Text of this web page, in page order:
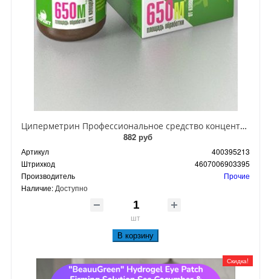
Циперметрин Профессиональное средство концентрат эмульсии 25% для уничтожения тараканов, мух,комаров, блох, клопов, муравьев, ос 50 мл
882 руб
Артикул
400395213
Штрихкод
4607006903395
Производитель
Прочие
Наличие: Доступно
шт
В корзину
Скидка!